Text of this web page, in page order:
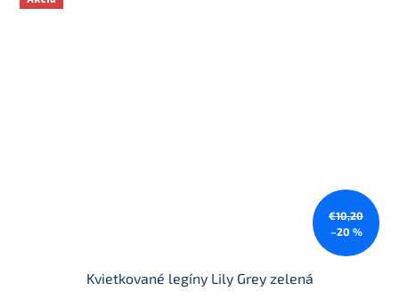
€10,20
–20 %
Kvietkované legíny Lily Grey zelená